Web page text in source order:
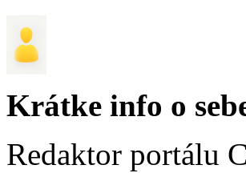
Krátke info o
Redaktor portálu